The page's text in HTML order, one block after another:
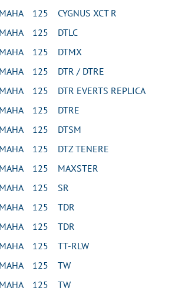
125 CYGNUS XCT R
125 DTLC
125 DTMX
125 DTR / DTRE
125 DTR EVERTS REPLICA
125 DTRE
125 DTSM
125 DTZ TENERE
125 MAXSTER
125 SR
125 TDR
125 TDR
125 TT-RLW
125 TW
125 TW